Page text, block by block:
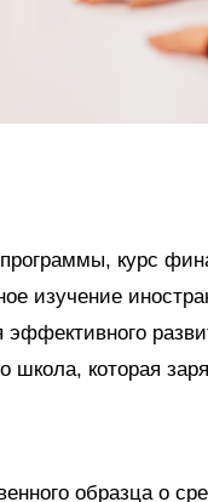
курс
изучение
которая
образца о